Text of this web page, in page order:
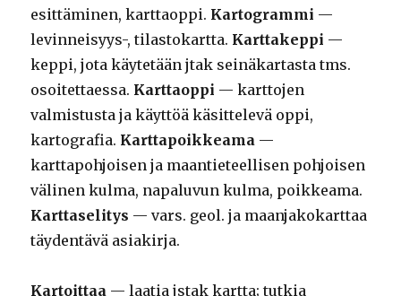
esittäminen, karttaoppi. Kartogrammi —
levinneisyys-, tilastokartta. Karttakeppi —
keppi, jota käytetään jtak seinäkartasta tms.
osoitettaessa. Karttaoppi — karttojen
valmistusta ja käyttöä käsittelevä oppi,
kartografia. Karttapoikkeama —
karttapohjoisen ja maantieteellisen pohjoisen
välinen kulma, napaluvun kulma, poikkeama.
Karttaselitys — vars. geol. ja maanjakokarttaa
täydentävä asiakirja.
Kartoittaa — laatia jstak kartta; tutkia